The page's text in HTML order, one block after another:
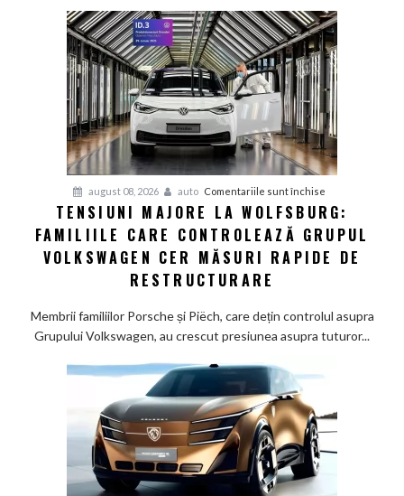
furnizorii
auto
germani,
arată
un
studiu
recent
august 08, 2026 auto Comentariile sunt închise
Tensiuni
majore
la
care
măsuri
rapide
de
TENSIUNI MAJORE LA WOLFSBURG:
FAMILIILE CARE CONTROLEAZĂ GRUPUL
VOLKSWAGEN CER MĂSURI RAPIDE DE
RESTRUCTURARE
Membrii familiilor Porsche și Piëch, care dețin controlul asupra
Grupului Volkswagen, au crescut presiunea asupra tuturor...